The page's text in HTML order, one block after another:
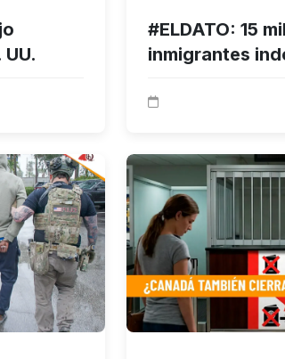
#ELDATO: 15
inmigrantes